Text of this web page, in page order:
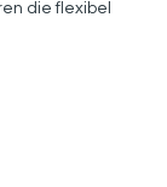
die flexibel